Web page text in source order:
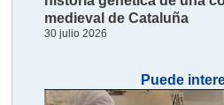
medieval de Cataluña
30 julio 2026
Puede